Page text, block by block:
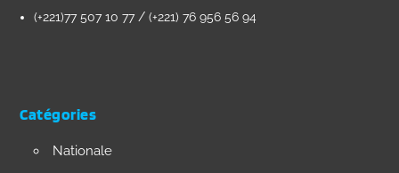
(+221)77 507 10 77 / (+221) 76 956 56 94
Catégories
Nationale